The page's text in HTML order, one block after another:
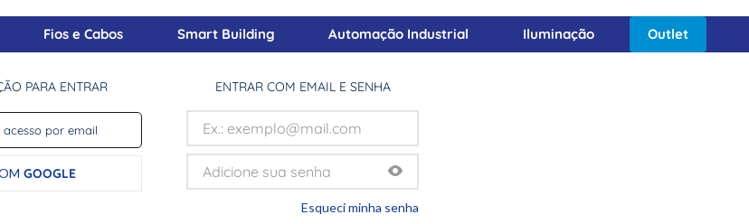
Fios e Cabos Smart Building Automação Industrial Iluminação Outlet
PARA ENTRAR
por email
GOOGLE
ENTRAR COM EMAIL E SENHA
Esqueci minha senha